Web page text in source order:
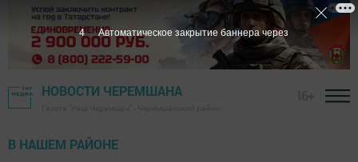
НОВОСТИ ЧЕРЕМШАНА
В НАШЕМ РАЙОНЕ
3 Автоматическое закрытие баннера через